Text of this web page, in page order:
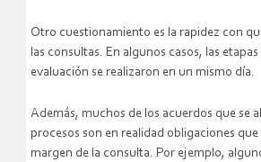
Otro cuestionamiento es la rapidez con
las consultas. En algunos casos, las
evaluación se realizaron en un mismo día.
Además, muchos de los acuerdos que se
procesos son en realidad obligaciones que
margen de la consulta. Por ejemplo,